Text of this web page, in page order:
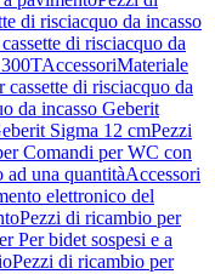
di risciacquo da incasso
di risciacquo da
AccessoriMateriale
cassette di risciacquo da
da incasso Geberit
Sigma 12 cmPezzi
Comandi per WC con
ad una quantitàAccessori
elettronico del
Pezzi di ricambio per
Per bidet sospesi e a
Pezzi di ricambio per